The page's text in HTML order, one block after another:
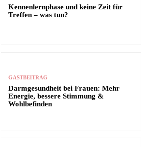
Kennenlernphase und keine Zeit für
Treffen – was tun?
GASTBEITRAG
Darmgesundheit bei Frauen: Mehr
Energie, bessere Stimmung &
Wohlbefinden